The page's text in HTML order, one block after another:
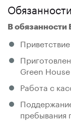
Обязанности
В обязанности
Grееn Ноusе
Работа с
пребывания